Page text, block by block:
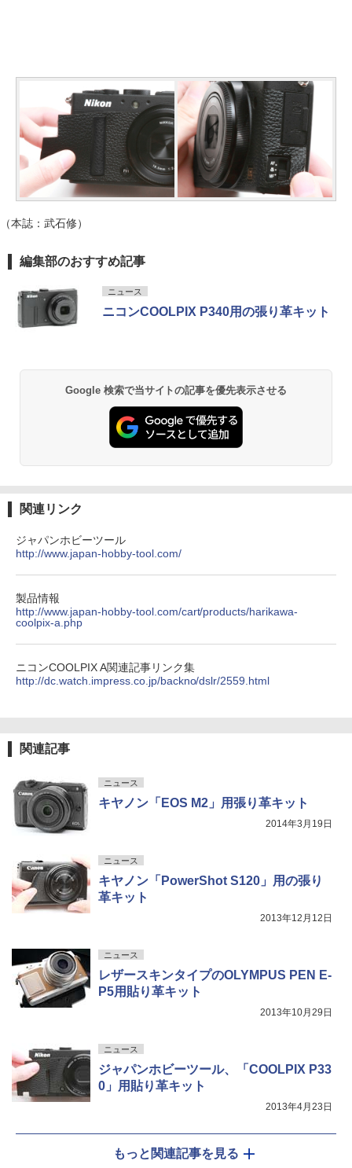
（本誌：武石修）
編集部のおすすめ記事
ニュース
ニコンCOOLPIX P340用の張り革キット
Google 検索で当サイトの記事を優先表示させる
関連リンク
ジャパンホビーツール
http://www.japan-hobby-tool.com/
製品情報
http://www.japan-hobby-tool.com/cart/products/harikawa-
coolpix-a.php
ニコンCOOLPIX A関連記事リンク集
http://dc.watch.impress.co.jp/backno/dslr/2559.html
関連記事
ニュース
キヤノン「EOS M2」用張り革キット
2014年3月19日
ニュース
キヤノン「PowerShot S120」用の張り
革キット
2013年12月12日
ニュース
レザースキンタイプのOLYMPUS PEN E-
P5用貼り革キット
2013年10月29日
ニュース
ジャパンホビーツール、「COOLPIX P33
0」用貼り革キット
2013年4月23日
もっと関連記事を見る